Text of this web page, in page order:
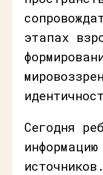
этапах
Сегодня